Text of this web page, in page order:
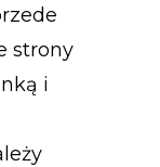
strony
i